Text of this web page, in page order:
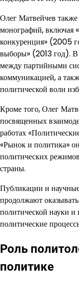
Олег Матвейчев также
монографий, включая
конкуренция» (2005
выборы» (2013 год). В
между партийными
коммуникацией, а
политической воли
Кроме того, Олег
посвященных
работах
«Рынок и политика»
политических
страны.
Публикации и
продолжают
политической науки
политические
Роль
политике